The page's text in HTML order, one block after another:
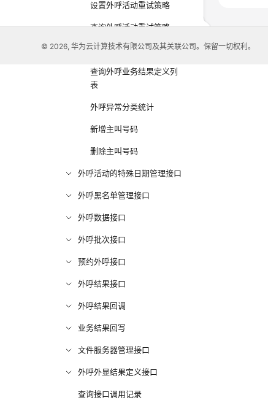
设置外呼活动重试策略
查询外呼活动重试策略
新增外呼业务结果定义
查询外呼业务结果定义列
表
外呼异常分类统计
新增主叫号码
删除主叫号码
外呼活动的特殊日期管理接口
外呼黑名单管理接口
外呼数据接口
外呼批次接口
预约外呼接口
外呼结果接口
外呼结果回调
业务结果回写
文件服务器管理接口
外呼外显结果定义接口
查询接口调用记录
© 2026, 华为云计算技术有限公司及其关联公司。保留一切权利。